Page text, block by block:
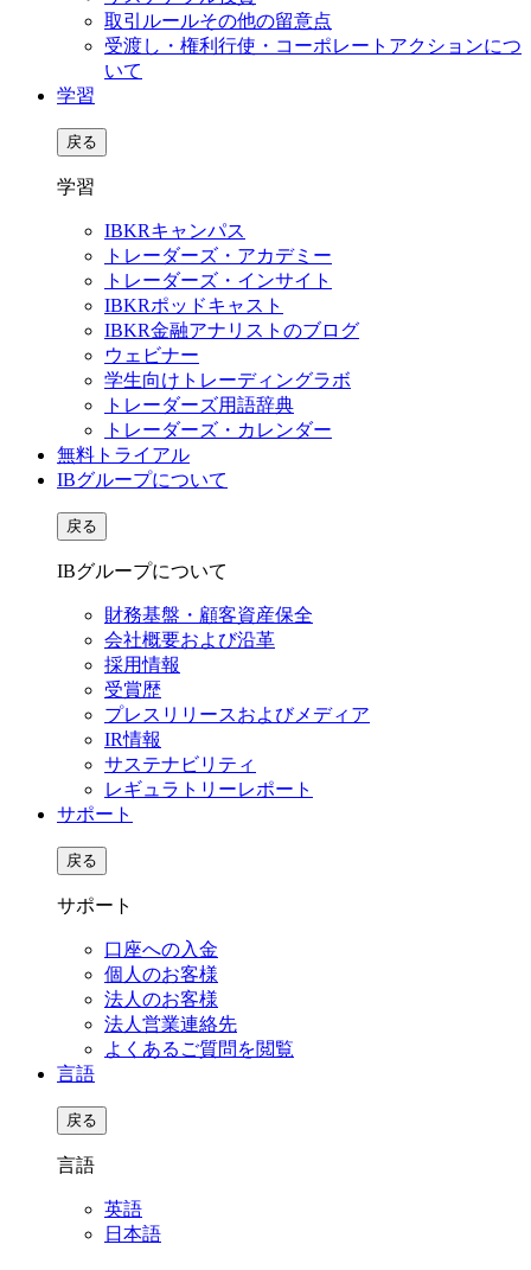
取引ルールその他の留意点
受渡し・権利行使・コーポレートアクションにつ
いて
学習
戻る
学習
IBKRキャンパス
トレーダーズ・アカデミー
トレーダーズ・インサイト
IBKRポッドキャスト
IBKR金融アナリストのブログ
ウェビナー
学生向けトレーディングラボ
トレーダーズ用語辞典
トレーダーズ・カレンダー
無料トライアル
IBグループについて
戻る
IBグループについて
財務基盤・顧客資産保全
会社概要および沿革
採用情報
受賞歴
プレスリリースおよびメディア
IR情報
サステナビリティ
レギュラトリーレポート
サポート
戻る
サポート
口座への入金
個人のお客様
法人のお客様
法人営業連絡先
よくあるご質問を閲覧
言語
戻る
言語
英語
日本語